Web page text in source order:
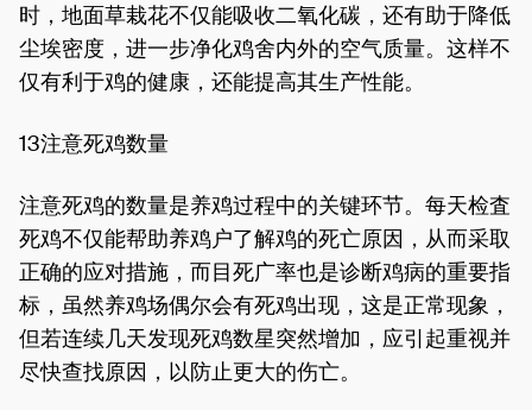
时，地面草栽花不仅能吸收二氧化碳，还有助于降低
尘埃密度，进一步净化鸡舍内外的空气质量。这样不
仅有利于鸡的健康，还能提高其生产性能。
13注意死鸡数量
注意死鸡的数量是养鸡过程中的关键环节。每天检査
死鸡不仅能帮助养鸡户了解鸡的死亡原因，从而采取
正确的应对措施，而目死广率也是诊断鸡病的重要指
标，虽然养鸡场偶尔会有死鸡出现，这是正常现象，
但若连续几天发现死鸡数星突然增加，应引起重视并
尽快查找原因，以防止更大的伤亡。